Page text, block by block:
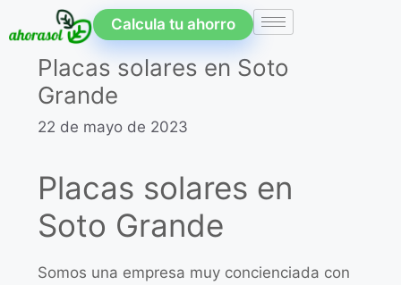
Calcula tu ahorro
Placas solares en Soto
Grande
22 de mayo de 2023
Placas solares en
Soto Grande
Somos una empresa muy concienciada con